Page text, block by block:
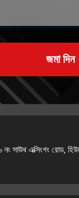
জমা দিন
নং সাউথ এক্সিংগং রোড,